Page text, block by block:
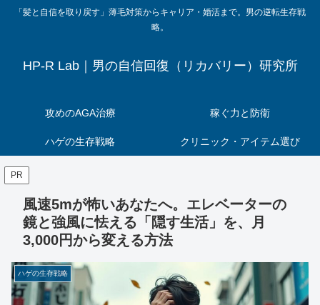
「髪と自信を取り戻す」薄毛対策からキャリア・婚活まで。男の逆転生存戦
略。
HP-R Lab｜男の自信回復（リカバリー）研究所
攻めのAGA治療 稼ぐ力と防衛
ハゲの生存戦略 クリニック・アイテム選び
PR
風速5mが怖いあなたへ。エレベーターの
鏡と強風に怯える「隠す生活」を、月
3,000円から変える方法
ハゲの生存戦略